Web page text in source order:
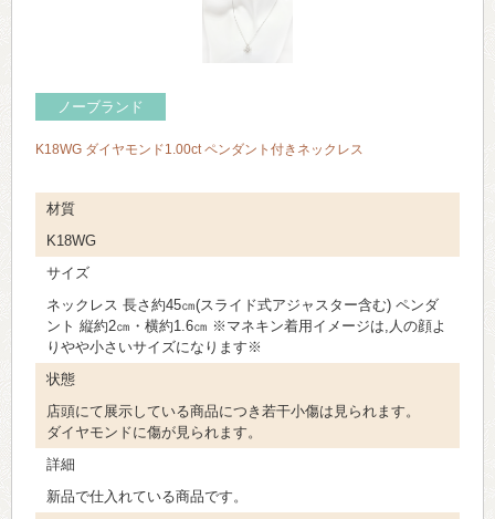
ノーブランド
K18WG ダイヤモンド1.00ct ペンダント付きネックレス
材質
K18WG
サイズ
ネックレス 長さ約45㎝(スライド式アジャスター含む) ペンダ
ント 縦約2㎝・横約1.6㎝ ※マネキン着用イメージは,人の顔よ
りやや小さいサイズになります※
状態
店頭にて展示している商品につき若干小傷は見られます。
ダイヤモンドに傷が見られます。
詳細
新品で仕入れている商品です。
> お問い合わせ